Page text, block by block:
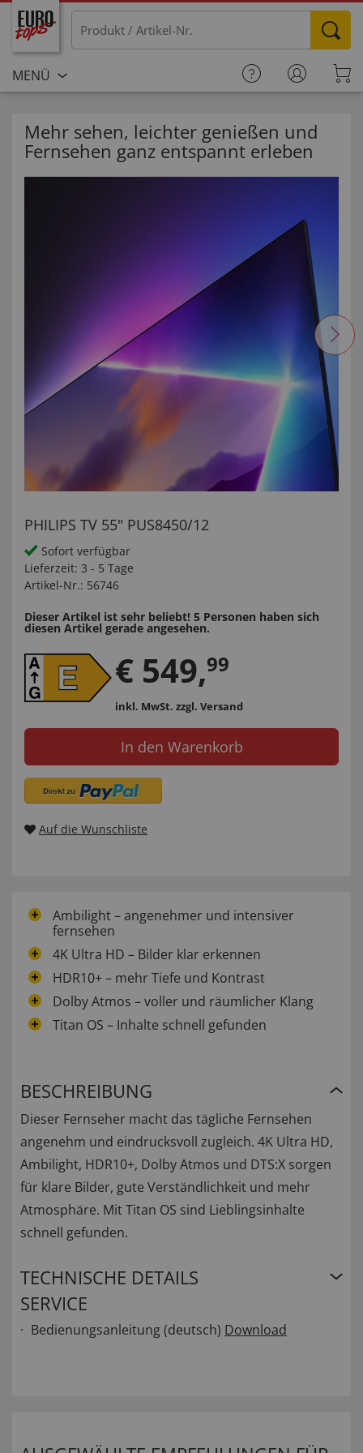
MENÜ
Mehr sehen, leichter genießen und
Fernsehen ganz entspannt erleben
PHILIPS TV 55" PUS8450/12
Sofort verfügbar
Lieferzeit: 3 - 5 Tage
Artikel-Nr.: 56746
Dieser Artikel ist sehr beliebt! 5 Personen haben sich
diesen Artikel gerade angesehen.
€ 549,99
inkl. MwSt. zzgl. Versand
In den Warenkorb
Auf die Wunschliste
Ambilight – angenehmer und intensiver
fernsehen
4K Ultra HD – Bilder klar erkennen
HDR10+ – mehr Tiefe und Kontrast
Dolby Atmos – voller und räumlicher Klang
Titan OS – Inhalte schnell gefunden
BESCHREIBUNG
Dieser Fernseher macht das tägliche Fernsehen
angenehm und eindrucksvoll zugleich. 4K Ultra HD,
Ambilight, HDR10+, Dolby Atmos und DTS:X sorgen
für klare Bilder, gute Verständlichkeit und mehr
Atmosphäre. Mit Titan OS sind Lieblingsinhalte
schnell gefunden.
TECHNISCHE DETAILS
SERVICE
Bedienungsanleitung (deutsch) Download